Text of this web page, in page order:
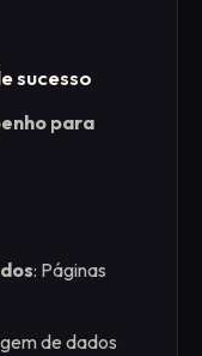
sucesso
para
: Páginas
de dados